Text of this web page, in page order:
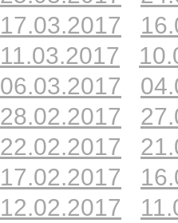
17.03.2017
11.03.2017
06.03.2017
28.02.2017
22.02.2017
17.02.2017
12.02.2017